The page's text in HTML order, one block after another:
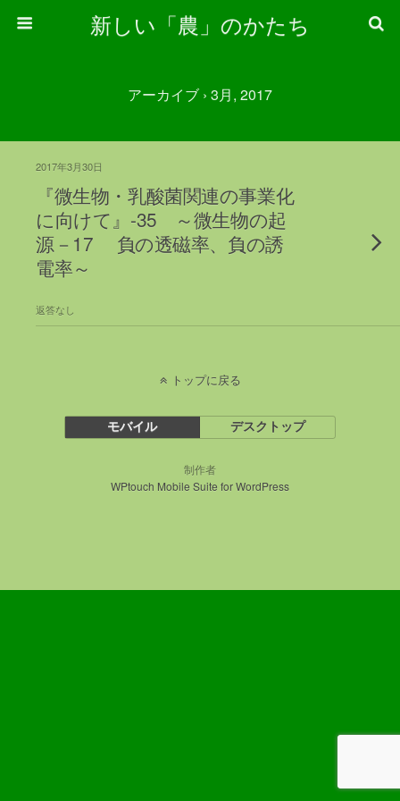
新しい「農」のかたち
アーカイブ › 3月, 2017
2017年3月30日
『微生物・乳酸菌関連の事業化
に向けて』-35 ～微生物の起
源－17 負の透磁率、負の誘
電率～
返答なし
トップに戻る
モバイル デスクトップ
制作者
WPtouch Mobile Suite for WordPress